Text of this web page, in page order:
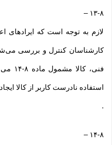
۱۳-۸ –
لازم به توجه است که
کارشناسان کنترل و بررسی
فنی،
استفاده نادرست کاربر از کالا
.
۱۴-۸ –